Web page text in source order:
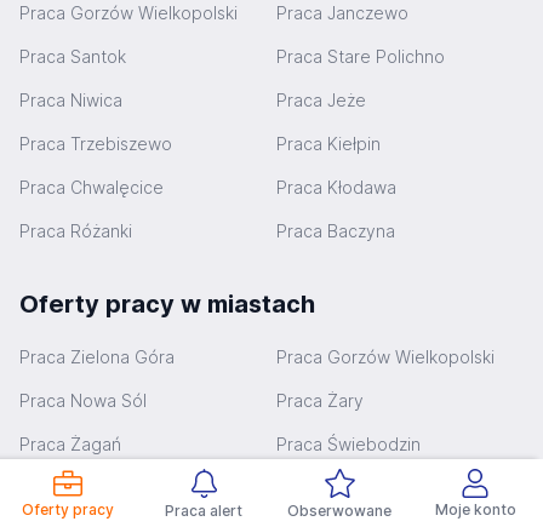
Oferty pracy Praca alert Obserwowane Moje konto
Praca Gorzów Wielkopolski Praca Janczewo
Praca Santok Praca Stare Polichno
Praca Niwica Praca Jeże
Praca Trzebiszewo Praca Kiełpin
Praca Chwalęcice Praca Kłodawa
Praca Różanki Praca Baczyna
Oferty pracy w miastach
Praca Zielona Góra Praca Gorzów Wielkopolski
Praca Nowa Sól Praca Żary
Praca Żagań Praca Świebodzin
Praca Kostrzyn nad Odrą Praca Międzyrzecz